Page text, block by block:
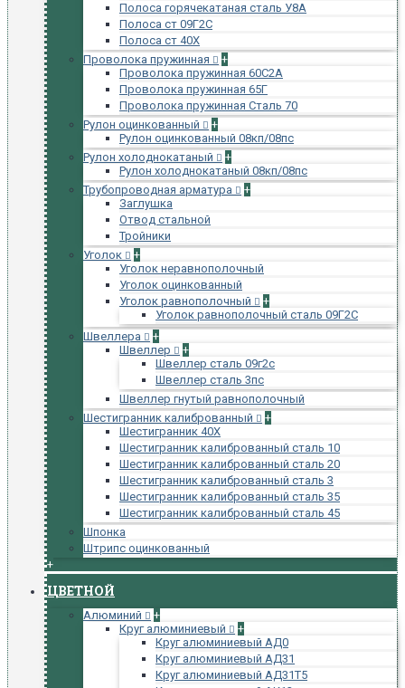
Полоса горячекатаная сталь У8А
Полоса ст 09Г2С
Полоса ст 40Х
Проволока пружинная
+
Проволока пружинная 60С2А
Проволока пружинная 65Г
Проволока пружинная Сталь 70
Рулон оцинкованный
+
Рулон оцинкованный 08кп/08пс
Рулон холоднокатаный
+
Рулон холоднокатаный 08кп/08пс
Трубопроводная арматура
+
Заглушка
Отвод стальной
Тройники
Уголок
+
Уголок неравнополочный
Уголок оцинкованный
Уголок равнополочный
+
Уголок равнополочный сталь 09Г2С
Швеллера
+
Швеллер
+
Швеллер сталь 09г2с
Швеллер сталь 3пс
Швеллер гнутый равнополочный
Шестигранник калиброванный
+
Шестигранник 40Х
Шестигранник калиброванный сталь 10
Шестигранник калиброванный сталь 20
Шестигранник калиброванный сталь 3
Шестигранник калиброванный сталь 35
Шестигранник калиброванный сталь 45
Шпонка
Штрипс оцинкованный
+
ЦВЕТНОЙ
Алюминий
+
Круг алюминиевый
+
Круг алюминиевый АД0
Круг алюминиевый АД31
Круг алюминиевый АД31Т5